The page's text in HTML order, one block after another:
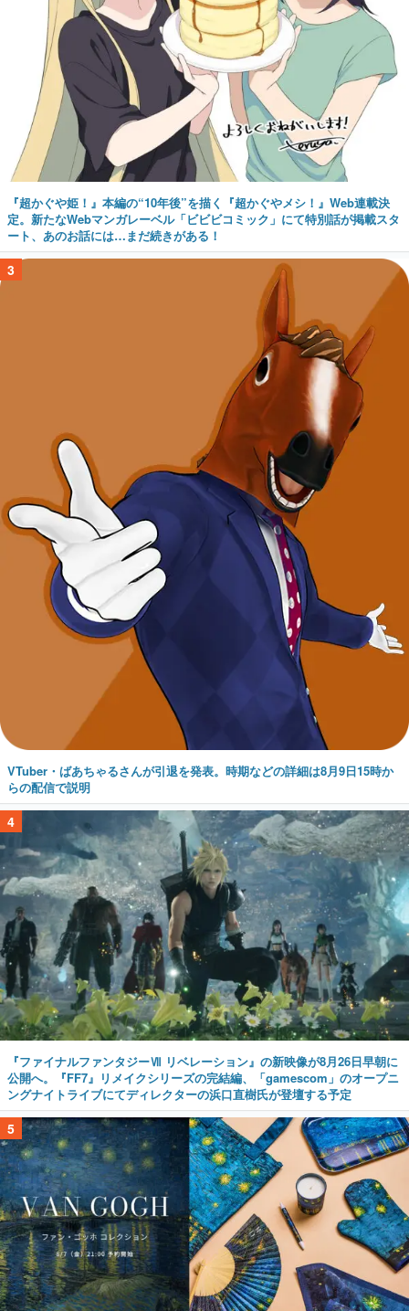
『超かぐや姫！』本編の“10年後”を描く『超かぐやメシ！』Web連載決
定。新たなWebマンガレーベル「ビビビコミック」にて特別話が掲載スタ
ート、あのお話には…まだ続きがある！
3
VTuber・ばあちゃるさんが引退を発表。時期などの詳細は8月9日15時か
らの配信で説明
4
『ファイナルファンタジーⅦ リベレーション』の新映像が8月26日早朝に
公開へ。『FF7』リメイクシリーズの完結編、「gamescom」のオープニ
ングナイトライブにてディレクターの浜口直樹氏が登壇する予定
5